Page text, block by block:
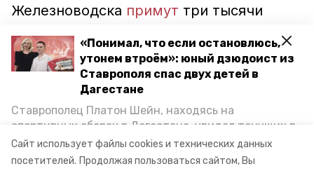
Сайт использует файлы cookies и технических данных
посетителей. Продолжая пользоваться сайтом, Вы
«Понимал, что если остановлюсь,
утонем втроём»: юный дзюдоист из
Ставрополя спас двух детей в
Дагестане
Ставрополец Платон Шейн, находясь на
спортивных сборах в Дегестане, увидел тонущих в
Каспийском море детей и бросился на помощь. По
возвращении домой, отважного мальчика
Железноводска примут три тысячи
двенадцать площадок для детей.
Столько же ребятотдохнутв
Пятигорске.